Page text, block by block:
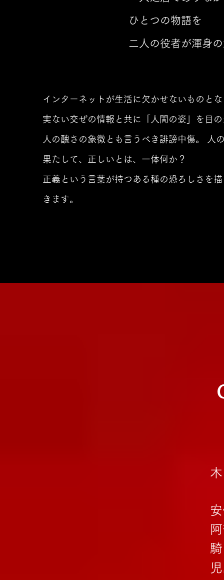
ひとつの物語を
二人の役者が渾身
インターネットが生活に欠かせないものと
実ない交ぜの情報と共に「人間の姿」を目
人の醜さの象徴とも言うべき誹謗中傷。 人
果たして、正しいとは、一体何か？
正義という言葉が持つある種の恐ろしさを
きます。